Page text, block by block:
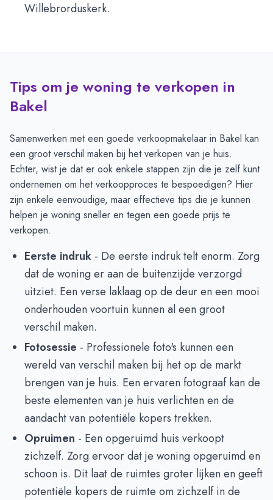
Willebrorduskerk.
Tips om je woning te verkopen in
Bakel
Samenwerken met een goede verkoopmakelaar in Bakel kan
een groot verschil maken bij het verkopen van je huis.
Echter, wist je dat er ook enkele stappen zijn die je zelf kunt
ondernemen om het verkoopproces te bespoedigen? Hier
zijn enkele eenvoudige, maar effectieve tips die je kunnen
helpen je woning sneller en tegen een goede prijs te
verkopen.
Eerste indruk - De eerste indruk telt enorm. Zorg
dat de woning er aan de buitenzijde verzorgd
uitziet. Een verse laklaag op de deur en een mooi
onderhouden voortuin kunnen al een groot
verschil maken.
Fotosessie - Professionele foto's kunnen een
wereld van verschil maken bij het op de markt
brengen van je huis. Een ervaren fotograaf kan de
beste elementen van je huis verlichten en de
aandacht van potentiële kopers trekken.
Opruimen - Een opgeruimd huis verkoopt
zichzelf. Zorg ervoor dat je woning opgeruimd en
schoon is. Dit laat de ruimtes groter lijken en geeft
potentiële kopers de ruimte om zichzelf in de